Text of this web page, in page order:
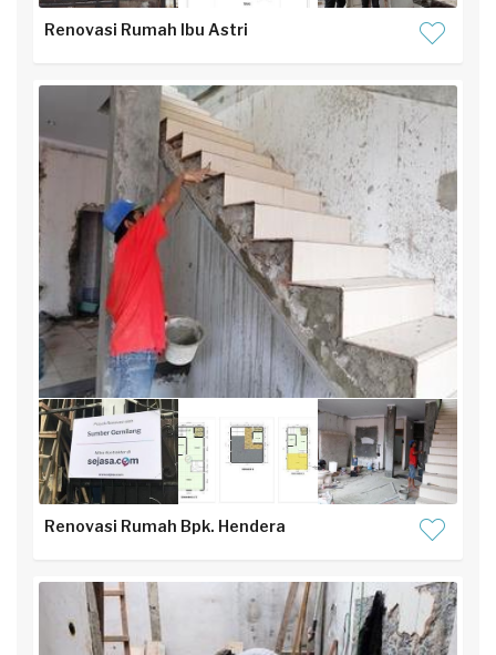
Renovasi Rumah Ibu Astri
Renovasi Rumah Bpk. Hendera